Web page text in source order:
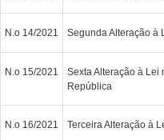
N.o 14/2021 Segunda Alteração à
N.o 15/2021
Sexta Alteração à Lei
República
N.o 16/2021 Terceira Alteração à